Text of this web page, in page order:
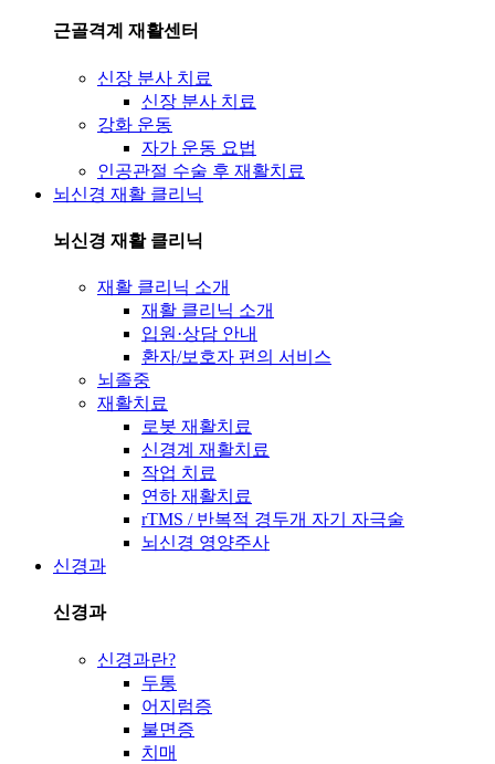
근골격계 재활센터
신장 분사 치료
신장 분사 치료
강화 운동
자가 운동 요법
인공관절 수술 후 재활치료
뇌신경 재활 클리닉
뇌신경 재활 클리닉
재활 클리닉 소개
재활 클리닉 소개
입원·상담 안내
환자/보호자 편의 서비스
뇌졸중
재활치료
로봇 재활치료
신경계 재활치료
작업 치료
연하 재활치료
rTMS / 반복적 경두개 자기 자극술
뇌신경 영양주사
신경과
신경과
신경과란?
두통
어지럼증
불면증
치매